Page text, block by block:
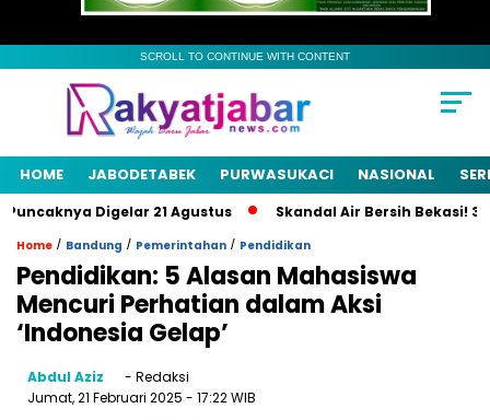
SCROLL TO CONTINUE WITH CONTENT
HOME JABODETABEK PURWASUKACI NASIONAL
Digelar 21 Agustus Skandal Air Bersih Bekasi! 3
Home / Bandung / Pemerintahan / Pendidikan
Pendidikan: 5 Alasan Mahasiswa
Mencuri Perhatian dalam Aksi
‘Indonesia Gelap’
Abdul Aziz
- Redaksi
Jumat, 21 Februari 2025 - 17:22 WIB